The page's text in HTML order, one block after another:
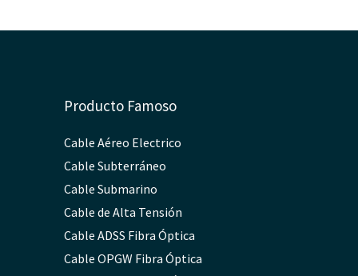
Producto Famoso
Cable Aéreo Electrico
Cable Subterráneo
Cable Submarino
Cable de Alta Tensión
Cable ADSS Fibra Óptica
Cable OPGW Fibra Óptica